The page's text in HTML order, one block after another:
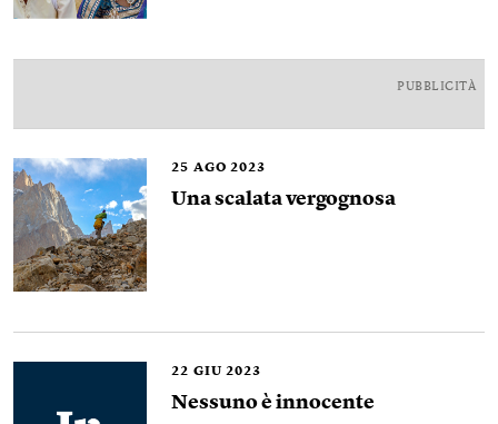
PUBBLICITÀ
25 AGO 2023
Una scalata vergognosa
22 GIU 2023
Nessuno è innocente